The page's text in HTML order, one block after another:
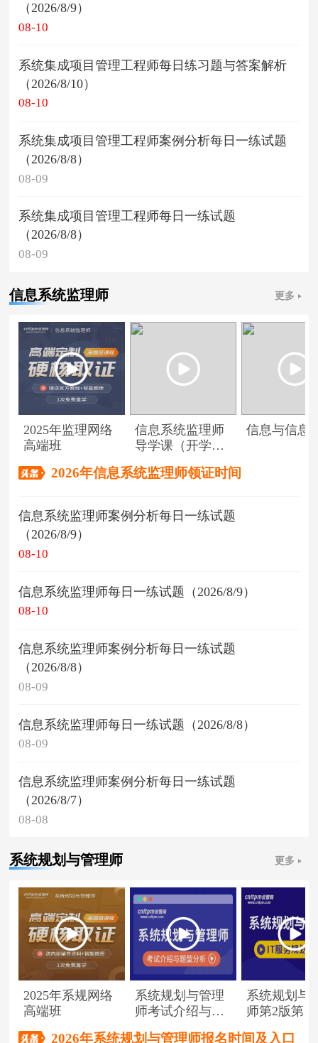
（2026/8/9）
08-10
系统集成项目管理工程师每日练习题与答案解析
（2026/8/10）
08-10
系统集成项目管理工程师案例分析每日一练试题
（2026/8/8）
08-09
系统集成项目管理工程师每日一练试题
（2026/8/8）
08-09
信息系统监理师 更多
2025年监理网络
高端班
信息系统监理师
导学课（开学典
信息与信息
2026年信息系统监理师领证时间
信息系统监理师案例分析每日一练试题
（2026/8/9）
08-10
信息系统监理师每日一练试题（2026/8/9）
08-10
信息系统监理师案例分析每日一练试题
（2026/8/8）
08-09
信息系统监理师每日一练试题（2026/8/8）
08-09
信息系统监理师案例分析每日一练试题
（2026/8/7）
08-08
系统规划与管理师 更多
2025年系规网络
高端班
系统规划与管理
师考试介绍与题
系统规划与
师第2版第1
2026年系统规划与管理师报名时间及入口